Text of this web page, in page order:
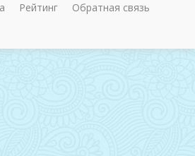
Рейтинг Обратная связь